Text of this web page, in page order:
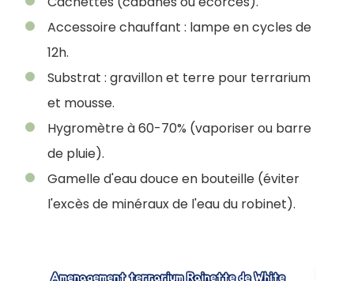
Accessoire chauffant : lampe en cycles de
12h.
Substrat : gravillon et terre pour terrarium
et mousse.
Hygromètre à 60-70% (vaporiser ou barre
de pluie).
Gamelle d'eau douce en bouteille (éviter
l'excès de minéraux de l'eau du robinet).